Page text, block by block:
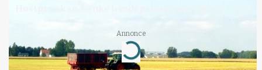
Annonce
Loading...